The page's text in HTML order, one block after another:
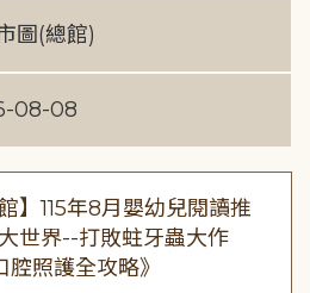
圖(總館)
08-08
】115年8月嬰幼兒閱讀推
世界--打敗蛀牙蟲大作
照護全攻略》